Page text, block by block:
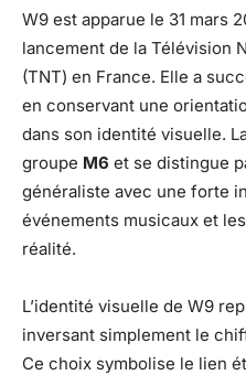
W9 est apparue le 31 mars
lancement de la Télévision
(TNT) en France. Elle a
en conservant une
dans son identité visuelle.
groupe M6 et se distingue
généraliste avec une forte
événements musicaux et
réalité.
L’identité visuelle de W9
inversant simplement le
Ce choix symbolise le lien